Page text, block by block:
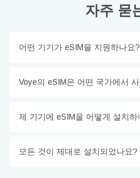
자주 묻
어떤 기기가 eSIM을 지원하나요?
Voye의 eSIM은 어떤 국가에서
제 기기에 eSIM을 어떻게 설치하
모든 것이 제대로 설치되었나요?